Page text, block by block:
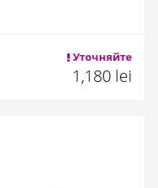
Уточняйте
1,180 lei